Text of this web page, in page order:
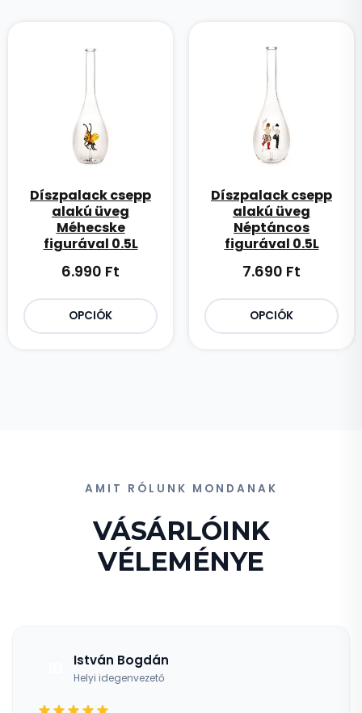
Díszpalack csepp
alakú üveg
Méhecske
figurával 0.5L
6.990 Ft
OPCIÓK
Díszpalack csepp
alakú üveg
Néptáncos
figurával 0.5L
7.690 Ft
OPCIÓK
AMIT RÓLUNK MONDANAK
VÁSÁRLÓINK
VÉLEMÉNYE
István Bogdán
Helyi idegenvezető